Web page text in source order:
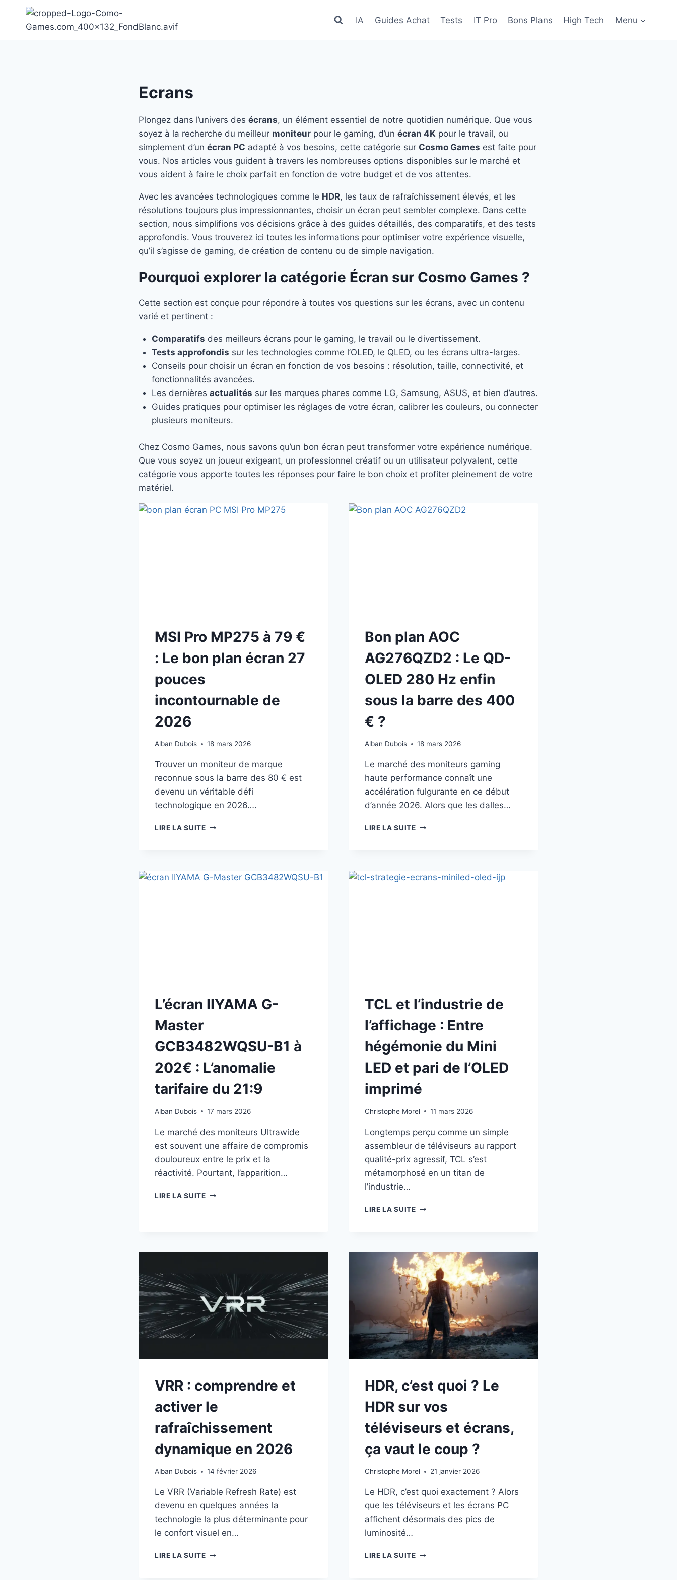
contenu
IA Guides Achat Tests IT Pro Bons Plans High Tech Menu
Ecrans
Plongez dans l’univers des écrans, un élément essentiel de notre quotidien numérique. Que vous
soyez à la recherche du meilleur moniteur pour le gaming, d’un écran 4K pour le travail, ou
simplement d’un écran PC adapté à vos besoins, cette catégorie sur Cosmo Games est faite pour
vous. Nos articles vous guident à travers les nombreuses options disponibles sur le marché et
vous aident à faire le choix parfait en fonction de votre budget et de vos attentes.
Avec les avancées technologiques comme le HDR, les taux de rafraîchissement élevés, et les
résolutions toujours plus impressionnantes, choisir un écran peut sembler complexe. Dans cette
section, nous simplifions vos décisions grâce à des guides détaillés, des comparatifs, et des tests
approfondis. Vous trouverez ici toutes les informations pour optimiser votre expérience visuelle,
qu’il s’agisse de gaming, de création de contenu ou de simple navigation.
Pourquoi explorer la catégorie Écran sur Cosmo Games ?
Cette section est conçue pour répondre à toutes vos questions sur les écrans, avec un contenu
varié et pertinent :
Comparatifs des meilleurs écrans pour le gaming, le travail ou le divertissement.
Tests approfondis sur les technologies comme l’OLED, le QLED, ou les écrans ultra-larges.
Conseils pour choisir un écran en fonction de vos besoins : résolution, taille, connectivité, et
fonctionnalités avancées.
Les dernières actualités sur les marques phares comme LG, Samsung, ASUS, et bien d’autres.
Guides pratiques pour optimiser les réglages de votre écran, calibrer les couleurs, ou connecter
plusieurs moniteurs.
Chez Cosmo Games, nous savons qu’un bon écran peut transformer votre expérience numérique.
Que vous soyez un joueur exigeant, un professionnel créatif ou un utilisateur polyvalent, cette
catégorie vous apporte toutes les réponses pour faire le bon choix et profiter pleinement de votre
matériel.
MSI Pro MP275 à 79 €
: Le bon plan écran 27
pouces
incontournable de
2026
Alban Dubois 18 mars 2026
Trouver un moniteur de marque
reconnue sous la barre des 80 € est
devenu un véritable défi
technologique en 2026….
LIRE LA SUITEMSI
€
Bon plan AOC
AG276QZD2 : Le QD-
OLED 280 Hz enfin
sous la barre des 400
€ ?
Alban Dubois 18 mars 2026
Le marché des moniteurs gaming
haute performance connaît une
accélération fulgurante en ce début
d’année 2026. Alors que les dalles…
LIRE LA SUITEBON
LE
?
L’écran IIYAMA G-
Master
GCB3482WQSU-B1 à
202€ : L’anomalie
tarifaire du 21:9
Alban Dubois 17 mars 2026
Le marché des moniteurs Ultrawide
est souvent une affaire de compromis
douloureux entre le prix et la
réactivité. Pourtant, l’apparition…
LIRE LA SUITEL’ÉCRAN
L’ANOMALIE
TARIFAIRE
DU
21:9
TCL et l’industrie de
l’affichage : Entre
hégémonie du Mini
LED et pari de l’OLED
imprimé
Christophe Morel 11 mars 2026
Longtemps perçu comme un simple
assembleur de téléviseurs au rapport
qualité-prix agressif, TCL s’est
métamorphosé en un titan de
l’industrie…
LIRE LA SUITETCL
:
ENTRE
HÉGÉMONIE
DU
MINI
LED
ET
PARI
DE
L’OLED
VRR : comprendre et
activer le
rafraîchissement
dynamique en 2026
Alban Dubois 14 février 2026
Le VRR (Variable Refresh Rate) est
devenu en quelques années la
technologie la plus déterminante pour
le confort visuel en…
LIRE LA SUITEVRR
HDR, c’est quoi ? Le
HDR sur vos
téléviseurs et écrans,
ça vaut le coup ?
Christophe Morel 21 janvier 2026
Le HDR, c’est quoi exactement ? Alors
que les téléviseurs et les écrans PC
affichent désormais des pics de
luminosité…
LIRE LA SUITEHDR,